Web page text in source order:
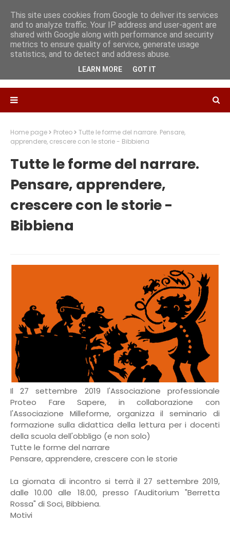
Home page Proteo
Tutte le forme del narrare. Pensare,
apprendere, crescere con le storie - Bibbiena
Tutte le forme del narrare.
Pensare, apprendere,
crescere con le storie -
Bibbiena
Il 27 settembre 2019 l'Associazione professionale
Proteo Fare Sapere, in collaborazione con
l'Associazione Milleforme, organizza il seminario di
formazione sulla didattica della lettura per i docenti
della scuola dell'obbligo (e non solo)
Tutte le forme del narrare
Pensare, apprendere, crescere con le storie
La giornata di incontro si terrà il 27 settembre 2019,
dalle 10.00 alle 18.00, presso l'Auditorium "Berretta
Rossa" di Soci, Bibbiena.
Motivi
This site uses cookies from Google to deliver its services
and to analyze traffic. Your IP address and user-agent are
shared with Google along with performance and security
metrics to ensure quality of service, generate usage
statistics, and to detect and address abuse.
LEARN MORE GOT IT